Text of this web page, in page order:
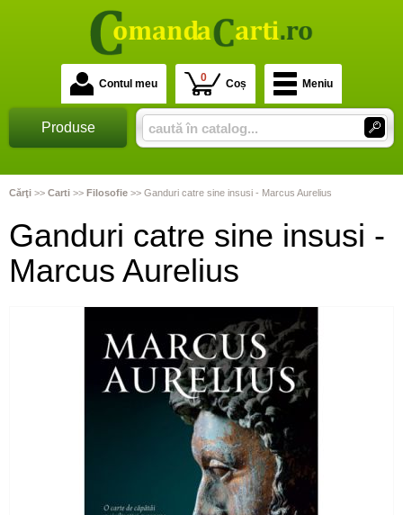
Contul meu 0 Coș Meniu
Produse
Cărţi >> Carti >> Filosofie >> Ganduri catre sine insusi - Marcus Aurelius
Ganduri catre sine insusi -
Marcus Aurelius